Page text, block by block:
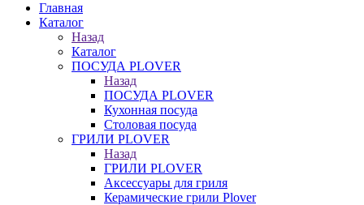
Главная
Каталог
Назад
Каталог
ПОСУДА PLOVER
Назад
ПОСУДА PLOVER
Кухонная посуда
Столовая посуда
ГРИЛИ PLOVER
Назад
ГРИЛИ PLOVER
Аксессуары для гриля
Керамические грили Plover